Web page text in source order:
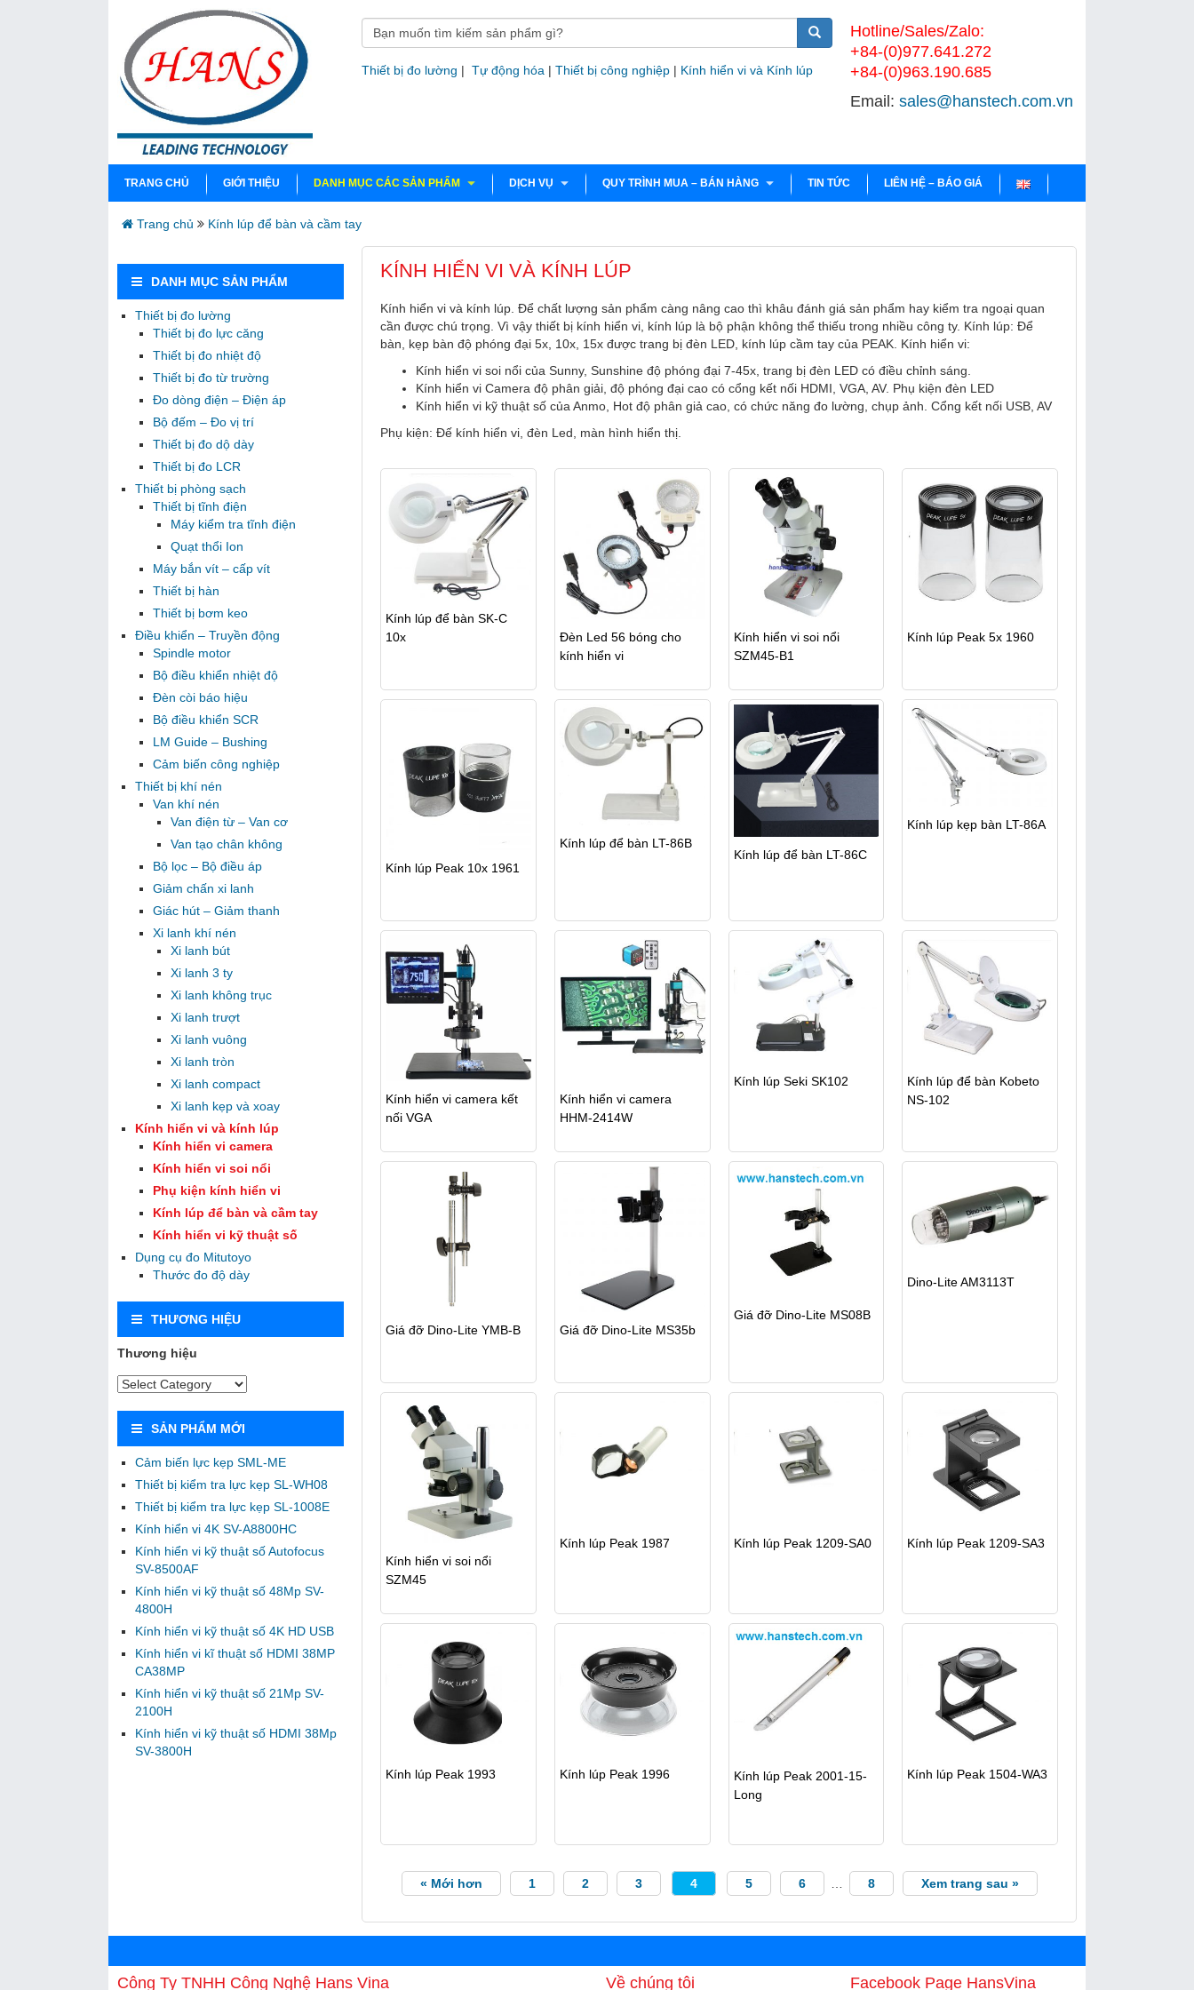
Thiết bị đo lường | Tự động hóa | Thiết bị công nghiệp | Kính hiển vi và Kính lúp
Hotline/Sales/Zalo:
+84-(0)977.641.272
+84-(0)963.190.685
Email: sales@hanstech.com.vn
TRANG CHỦ GIỚI THIỆU DANH MỤC CÁC SẢN PHẨM DỊCH VỤ QUY TRÌNH MUA – BÁN HÀNG TIN TỨC LIÊN HỆ – BÁO GIÁ
Trang chủ Kính lúp để bàn và cầm tay
DANH MỤC SẢN PHẨM
Thiết bị đo lường
Thiết bị đo lực căng
Thiết bị đo nhiệt độ
Thiết bị đo từ trường
Đo dòng điện – Điện áp
Bộ đếm – Đo vị trí
Thiết bị đo dộ dày
Thiết bị đo LCR
Thiết bị phòng sạch
Thiết bị tĩnh điện
Máy kiểm tra tĩnh điện
Quạt thổi Ion
Máy bắn vít – cấp vít
Thiết bị hàn
Thiết bị bơm keo
Điều khiển – Truyền động
Spindle motor
Bộ điều khiển nhiệt độ
Đèn còi báo hiệu
Bộ điều khiển SCR
LM Guide – Bushing
Cảm biến công nghiệp
Thiết bị khí nén
Van khí nén
Van điện từ – Van cơ
Van tạo chân không
Bộ lọc – Bộ điều áp
Giảm chấn xi lanh
Giác hút – Giảm thanh
Xi lanh khí nén
Xi lanh bút
Xi lanh 3 ty
Xi lanh không trục
Xi lanh trượt
Xi lanh vuông
Xi lanh tròn
Xi lanh compact
Xi lanh kẹp và xoay
Kính hiển vi và kính lúp
Kính hiển vi camera
Kính hiển vi soi nổi
Phụ kiện kính hiển vi
Kính lúp để bàn và cầm tay
Kính hiển vi kỹ thuật số
Dụng cụ đo Mitutoyo
Thước đo độ dày
THƯƠNG HIỆU
Thương hiệu
SẢN PHẨM MỚI
Cảm biến lực kẹp SML-ME
Thiết bị kiểm tra lực kẹp SL-WH08
Thiết bị kiểm tra lực kẹp SL-1008E
Kính hiển vi 4K SV-A8800HC
Kính hiển vi kỹ thuật số Autofocus
SV-8500AF
Kính hiển vi kỹ thuật số 48Mp SV-
4800H
Kính hiển vi kỹ thuật số 4K HD USB
Kính hiển vi kĩ thuật số HDMI 38MP
CA38MP
Kính hiển vi kỹ thuật số 21Mp SV-
2100H
Kính hiển vi kỹ thuật số HDMI 38Mp
SV-3800H
KÍNH HIỂN VI VÀ KÍNH LÚP
Kính hiển vi và kính lúp. Để chất lượng sản phẩm càng nâng cao thì khâu đánh giá sản phẩm hay kiểm tra ngoại quan
cần được chú trọng. Vì vậy thiết bị kính hiển vi, kính lúp là bộ phận không thể thiếu trong nhiều công ty. Kính lúp: Để
bàn, kẹp bàn độ phóng đại 5x, 10x, 15x được trang bị đèn LED, kính lúp cầm tay của PEAK. Kính hiển vi:
Kính hiển vi soi nổi của Sunny, Sunshine độ phóng đại 7-45x, trang bị đèn LED có điều chỉnh sáng.
Kính hiển vi Camera độ phân giải, độ phóng đại cao có cổng kết nối HDMI, VGA, AV. Phụ kiện đèn LED
Kính hiển vi kỹ thuật số của Anmo, Hot độ phân giả cao, có chức năng đo lường, chụp ảnh. Cổng kết nối USB, AV
Phụ kiện: Đế kính hiển vi, đèn Led, màn hình hiển thị.
Kính lúp để bàn SK-C
10x
Đèn Led 56 bóng cho
kính hiển vi
Kính hiển vi soi nổi
SZM45-B1
Kính lúp Peak 5x 1960
Kính lúp Peak 10x 1961
Kính lúp để bàn LT-86B
Kính lúp để bàn LT-86C
Kính lúp kẹp bàn LT-86A
Kính hiển vi camera kết
nối VGA
Kính hiển vi camera
HHM-2414W
Kính lúp Seki SK102
Kính lúp để bàn Kobeto
NS-102
Giá đỡ Dino-Lite YMB-B Giá đỡ Dino-Lite MS35b
Giá đỡ Dino-Lite MS08B
Dino-Lite AM3113T
Kính hiển vi soi nổi
SZM45
Kính lúp Peak 1987 Kính lúp Peak 1209-SA0 Kính lúp Peak 1209-SA3
Kính lúp Peak 1993 Kính lúp Peak 1996
Kính lúp Peak 2001-15-
Long
Kính lúp Peak 1504-WA3
« Mới hơn 1 2 3 4 5 6 … 8 Xem trang sau »
Công Ty TNHH Công Nghệ Hans Vina Về chúng tôi Facebook Page HansVina